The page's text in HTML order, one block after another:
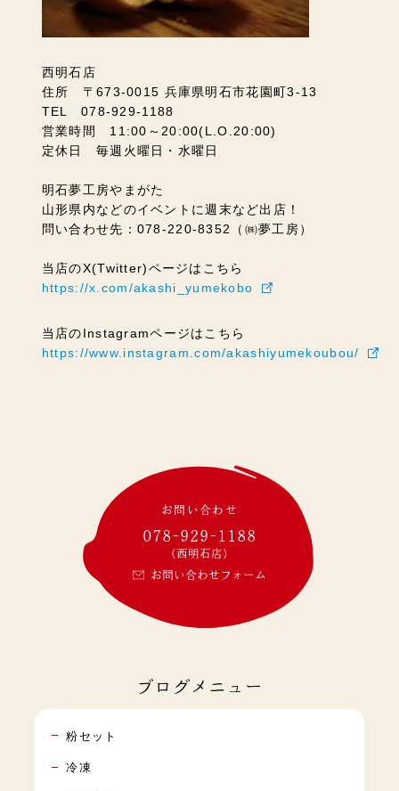
西明石店
住所 〒673-0015 兵庫県明石市花園町3-13
TEL 078-929-1188
営業時間 11:00～20:00(L.O.20:00)
定休日 毎週火曜日・水曜日
明石夢工房やまがた
山形県内などのイベントに週末など出店！
問い合わせ先：078-220-8352（㈱夢工房）
当店のX(Twitter)ページはこちら
https://x.com/akashi_yumekobo
当店のInstagramページはこちら
https://www.instagram.com/akashiyumekoubou/
お問い合わせ
078-929-1188
(西明石店)
お問い合わせフォーム
ブログメニュー
粉セット
冷凍